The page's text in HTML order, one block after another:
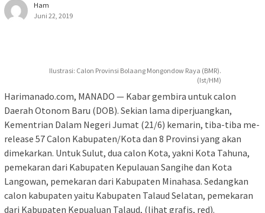
Ham
Juni 22, 2019
Ilustrasi: Calon Provinsi Bolaang Mongondow Raya (BMR).
(Ist/HM)
Harimanado.com, MANADO — Kabar gembira untuk calon
Daerah Otonom Baru (DOB). Sekian lama diperjuangkan,
Kementrian Dalam Negeri Jumat (21/6) kemarin, tiba-tiba me-
release 57 Calon Kabupaten/Kota dan 8 Provinsi yang akan
dimekarkan. Untuk Sulut, dua calon Kota, yakni Kota Tahuna,
pemekaran dari Kabupaten Kepulauan Sangihe dan Kota
Langowan, pemekaran dari Kabupaten Minahasa. Sedangkan
calon kabupaten yaitu Kabupaten Talaud Selatan, pemekaran
dari Kabupaten Kepualuan Talaud, (lihat grafis, red).